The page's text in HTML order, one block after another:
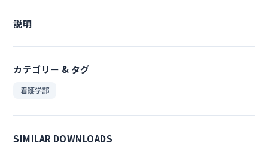
説明
カテゴリー & タグ
看護学部
SIMILAR DOWNLOADS